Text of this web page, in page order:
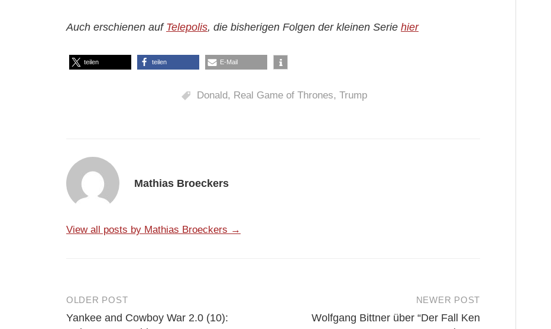
Auch erschienen auf Telepolis, die bisherigen Folgen der kleinen Serie hier
teilen teilen E-Mail
Donald, Real Game of Thrones, Trump
Mathias Broeckers
View all posts by Mathias Broeckers →
Post
OLDER POST
Yankee and Cowboy War 2.0 (10):
NEWER POST
Wolfgang Bittner über “Der Fall Ken